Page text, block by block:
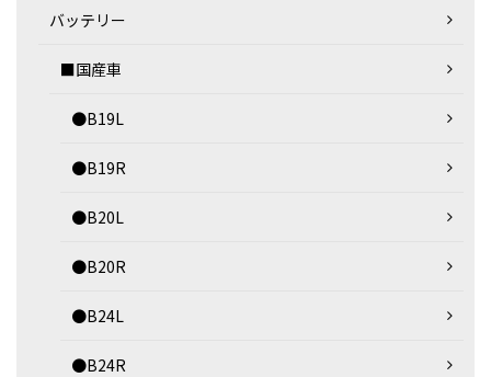
バッテリー
■国産車
●B19L
●B19R
●B20L
●B20R
●B24L
●B24R